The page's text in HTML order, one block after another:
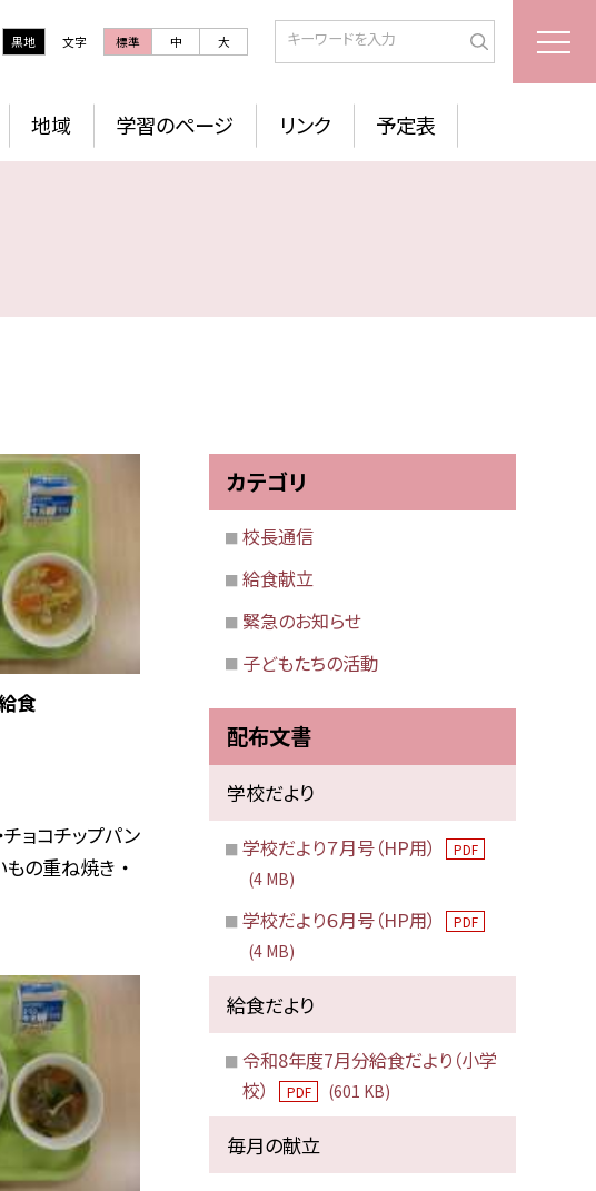
黒地 文字 標準 中 大
地域 学習のページ リンク 予定表
食
ョコチップパン
もの重ね焼き ・
カテゴリ
校長通信
給食献立
緊急のお知らせ
子どもたちの活動
配布文書
学校だより
学校だより７月号（HP用） PDF
(4 MB)
学校だより６月号（HP用） PDF
(4 MB)
給食だより
令和8年度7月分給食だより（小学
校）
PDF (601 KB)
毎月の献立